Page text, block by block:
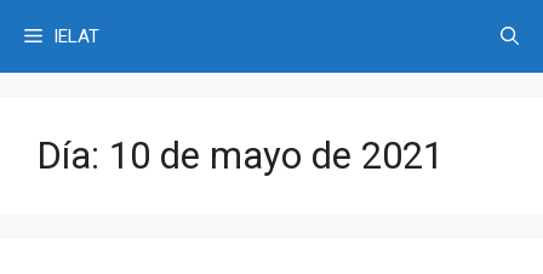
contenido
IELAT
Día: 10 de mayo de 2021